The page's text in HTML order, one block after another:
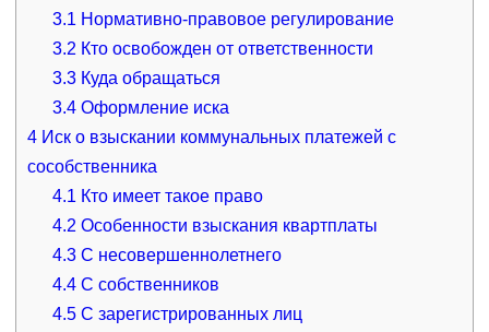
3.1 Нормативно-правовое регулирование
3.2 Кто освобожден от ответственности
3.3 Куда обращаться
3.4 Оформление иска
4Иск о взыскании коммунальных платежей с
сособственника
4.1 Кто имеет такое право
4.2 Особенности взыскания квартплаты
4.3 С несовершеннолетнего
4.4 С собственников
4.5 С зарегистрированных лиц